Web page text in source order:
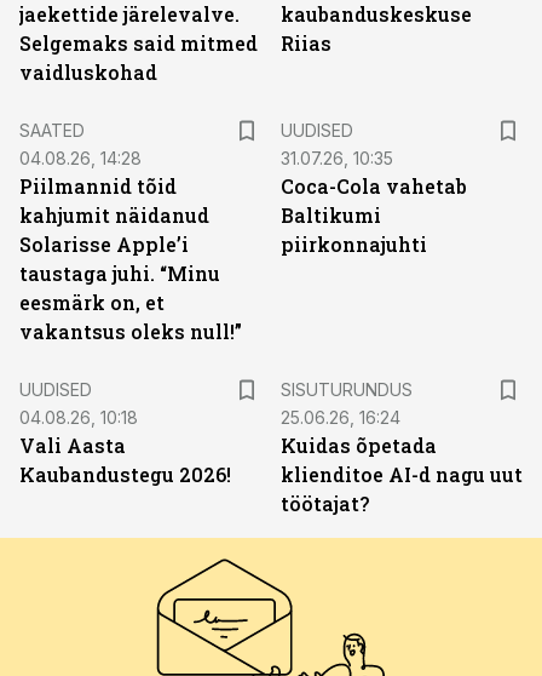
jaekettide järelevalve.
Selgemaks said mitmed
vaidluskohad
kaubanduskeskuse
Riias
SAATED
04.08.26, 14:28
Piilmannid tõid
kahjumit näidanud
Solarisse Apple’i
taustaga juhi. “Minu
eesmärk on, et
vakantsus oleks null!”
UUDISED
31.07.26, 10:35
Coca-Cola vahetab
Baltikumi
piirkonnajuhti
UUDISED
04.08.26, 10:18
Vali Aasta
Kaubandustegu 2026!
SISUTURUNDUS
25.06.26, 16:24
Kuidas õpetada
klienditoe AI-d nagu uut
töötajat?